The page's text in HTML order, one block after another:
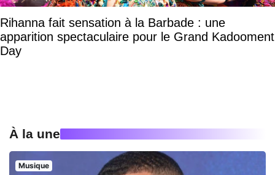
Rihanna fait sensation à la Barbade : une
apparition spectaculaire pour le Grand Kadooment
Day
À la une
Musique